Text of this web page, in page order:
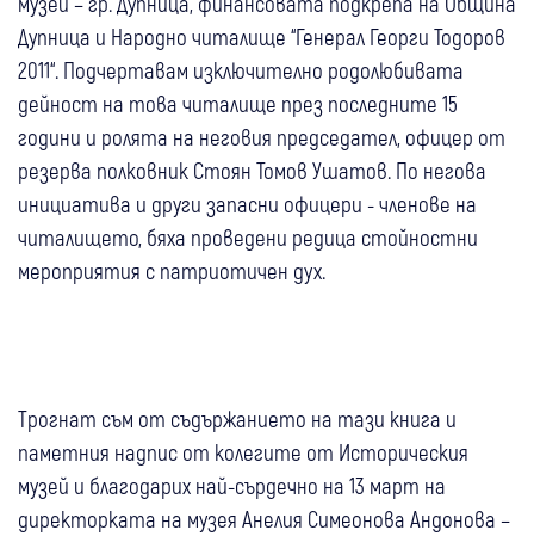
Дупница и Народно читалище “Генерал Георги Тодоров
2011“. Подчертавам изключително родолюбивата
дейност на това читалище през последните 15
години и ролята на неговия председател, офицер от
резерва полковник Стоян Томов Ушатов. По негова
инициатива и други запасни офицери - членове на
читалището, бяха проведени редица стойностни
мероприятия с патриотичен дух.
Трогнат съм от съдържанието на тази книга и
паметния надпис от колегите от Историческия
музей и благодарих най-сърдечно на 13 март на
директорката на музея Анелия Симеонова Андонова –